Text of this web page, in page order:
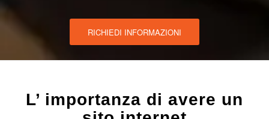
RICHIEDI INFORMAZIONI
L’ importanza di avere un